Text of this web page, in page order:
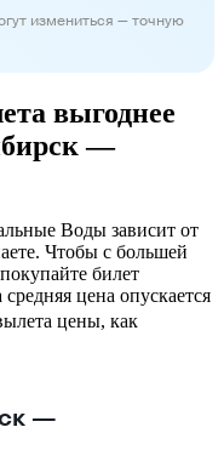
измениться — точную
выгоднее
—
Воды зависит от
Чтобы с большей
билет
цена опускается
цены, как
—